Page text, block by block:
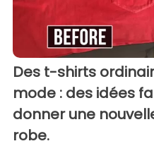
Des t-shirts
mode : des idées
donner une
robe.